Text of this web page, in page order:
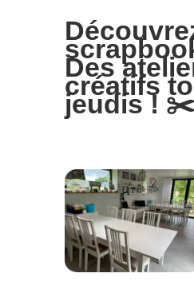
Des
créatifs
jeudis !